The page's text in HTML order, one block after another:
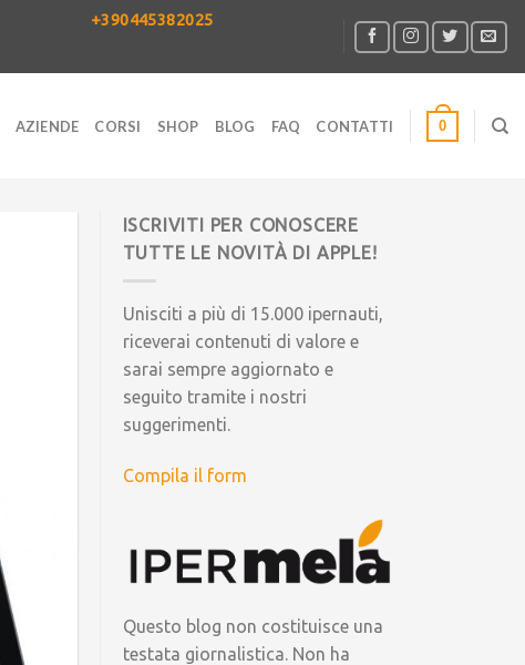
+390445382025
AZIENDE CORSI SHOP BLOG FAQ CONTATTI 0
ISCRIVITI PER CONOSCERE
TUTTE LE NOVITÀ DI APPLE!
Unisciti a più di 15.000 ipernauti,
riceverai contenuti di valore e
sarai sempre aggiornato e
seguito tramite i nostri
suggerimenti.
Compila il form
Questo blog non costituisce una
testata giornalistica. Non ha